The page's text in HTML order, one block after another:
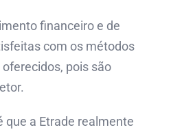
financeiro e de
com os métodos
pois são
que a Etrade realmente